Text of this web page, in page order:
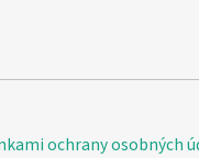
ochrany osobných